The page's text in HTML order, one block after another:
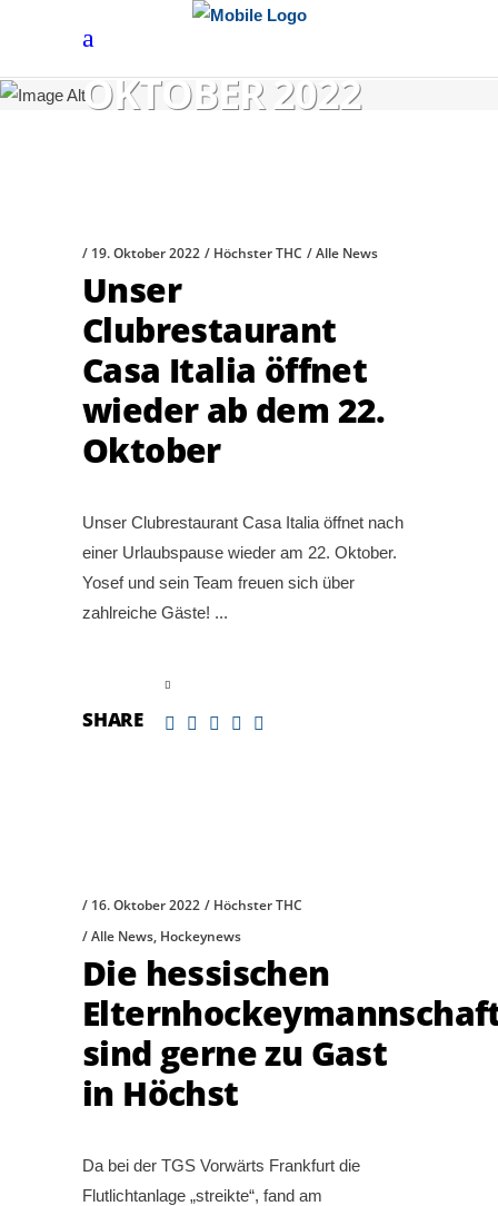
OKTOBER 2022
19. Oktober 2022 Höchster THC Alle News
Unser
Clubrestaurant
Casa Italia öffnet
wieder ab dem 22.
Oktober
Unser Clubrestaurant Casa Italia öffnet nach
einer Urlaubspause wieder am 22. Oktober.
Yosef und sein Team freuen sich über
zahlreiche Gäste!
SHARE
16. Oktober 2022
Höchster THC
Alle News, Hockeynews
Die hessischen
sind gerne zu Gast
in Höchst
Da bei der TGS Vorwärts Frankfurt die
Flutlichtanlage „streikte“, fand am